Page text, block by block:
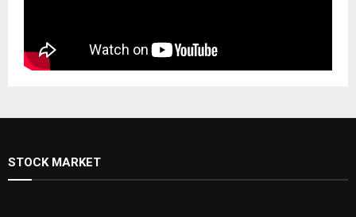
STOCK MARKET